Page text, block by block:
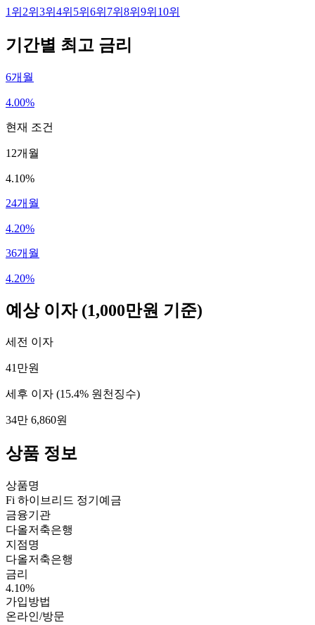
1 위 2위 3위 4위 5위 6위 7위 8위 9위 10위
기간별 최고 금리
6개월
4.00%
현재 조건
12개월
4.10%
24개월
4.20%
36개월
4.20%
예상 이자 (1,000만원 기준)
세전 이자
41만원
세후 이자 (15.4% 원천징수)
34만 6,860원
상품 정보
상품명
Fi 하이브리드 정기예금
금융기관
다올저축은행
지점명
다올저축은행
금리
4.10%
가입방법
온라인/방문